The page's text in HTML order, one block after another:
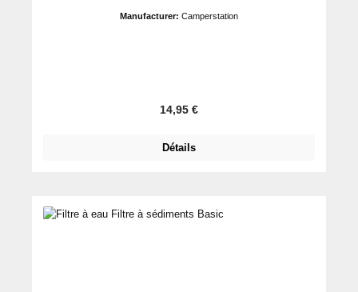
Manufacturer: Camperstation
Prix régulier :
14,95 €
Détails